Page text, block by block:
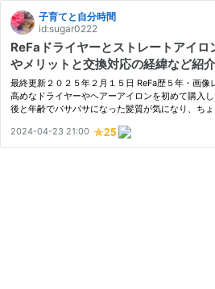
子育てと自分時間
id:sugar0222
ReFaドライヤーとストレートアイロ
やメリットと交換対応の経緯など紹介
最終更新２０２５年２月１５日 ReFa歴５年・画像
高めなドライヤーやヘアーアイロンを初めて購入
後と年齢でバサバサになった髪質が気になり、ち
ドライヤーを無償交換することになりまして、こと
2024-04-23 21:00